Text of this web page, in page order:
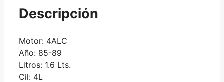
Descripción
Motor: 4ALC
Año: 85-89
Litros: 1.6 Lts.
Cil: 4L